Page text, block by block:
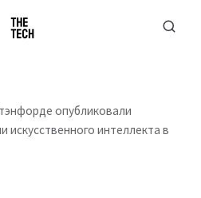
опубликовали
искусственного интеллекта в